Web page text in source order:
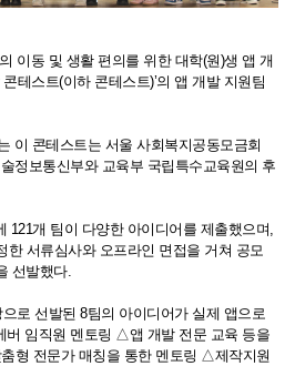
이동 및 생활 편의를 위한 대학(원)생 앱 개
테스트(이하 콘테스트)’의 앱 개발 지원팀
이 콘테스트는 서울 사회복지공동모금회
정보통신부와 교육부 국립특수교육원의 후
121개 팀이 다양한 아이디어를 제출했으며,
한 서류심사와 오프라인 면접을 거쳐 공모
선발했다.
로 선발된 8팀의 아이디어가 실제 앱으로
임직원 멘토링 △앱 개발 전문 교육 등을
형 전문가 매칭을 통한 멘토링 △제작지원